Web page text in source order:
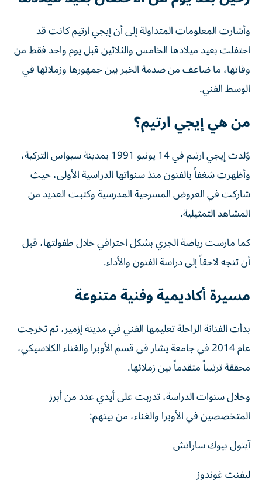
وأشارت المعلومات المتداولة إلى أن إيجي ارتيم كانت قد
احتفلت بعيد ميلادها الخامس والثلاثين قبل يوم واحد فقط من
وفاتها، ما ضاعف من صدمة الخبر بين جمهورها وزملائها في
الوسط الفني.
من هي إيجي ارتيم؟
وُلدت إيجي ارتيم في 14 يونيو 1991 بمدينة سيواس التركية،
وأظهرت شغفاً بالفنون منذ سنواتها الدراسية الأولى، حيث
شاركت في العروض المسرحية المدرسية وكتبت العديد من
المشاهد التمثيلية.
كما مارست رياضة الجري بشكل احترافي خلال طفولتها، قبل
أن تتجه لاحقاً إلى دراسة الفنون والأداء.
مسيرة أكاديمية وفنية متنوعة
بدأت الفنانة الراحلة تعليمها الفني في مدينة إزمير، ثم تخرجت
عام 2014 في جامعة يشار في قسم الأوبرا والغناء الكلاسيكي،
محققة ترتيباً متقدماً بين زملائها.
وخلال سنوات الدراسة، تدربت على أيدي عدد من أبرز
المتخصصين في الأوبرا والغناء، من بينهم:
آيتول بيوك ساراتش
ليفنت غوندوز